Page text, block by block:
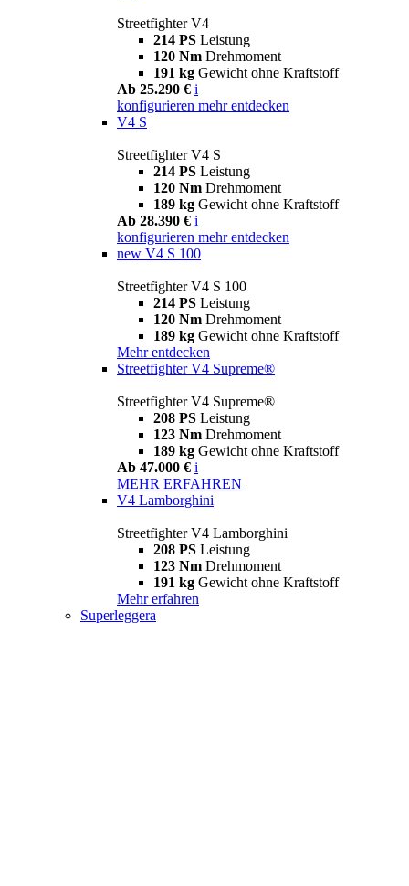
Streetfighter V4
214 PS Leistung
120 Nm Drehmoment
191 kg Gewicht ohne Kraftstoff
Ab 25.290 € i
konfigurieren mehr entdecken
V4 S
Streetfighter V4 S
214 PS Leistung
120 Nm Drehmoment
189 kg Gewicht ohne Kraftstoff
Ab 28.390 € i
konfigurieren mehr entdecken
new V4 S 100
Streetfighter V4 S 100
214 PS Leistung
120 Nm Drehmoment
189 kg Gewicht ohne Kraftstoff
Mehr entdecken
Streetfighter V4 Supreme®
Streetfighter V4 Supreme®
208 PS Leistung
123 Nm Drehmoment
189 kg Gewicht ohne Kraftstoff
Ab 47.000 € i
MEHR ERFAHREN
V4 Lamborghini
Streetfighter V4 Lamborghini
208 PS Leistung
123 Nm Drehmoment
191 kg Gewicht ohne Kraftstoff
Mehr erfahren
Superleggera